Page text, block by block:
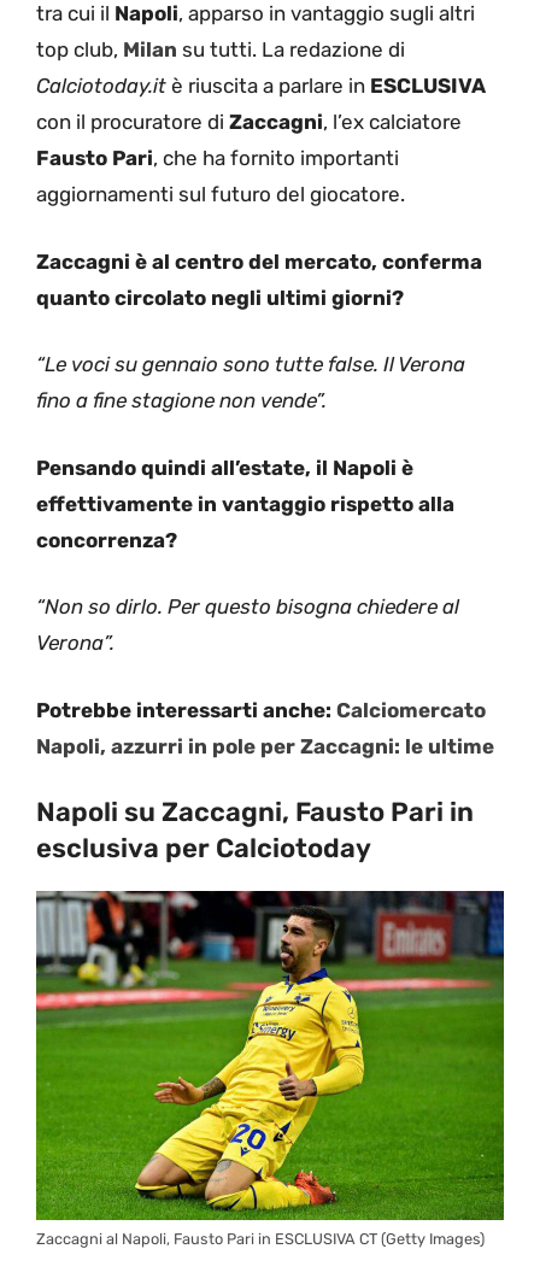
tra cui il Napoli, apparso in vantaggio sugli altri
top club, Milan su tutti. La redazione di
Calciotoday.it è riuscita a parlare in ESCLUSIVA
con il procuratore di Zaccagni, l’ex calciatore
Fausto Pari, che ha fornito importanti
aggiornamenti sul futuro del giocatore.
Zaccagni è al centro del mercato, conferma
quanto circolato negli ultimi giorni?
“Le voci su gennaio sono tutte false. Il Verona
fino a fine stagione non vende”.
Pensando quindi all’estate, il Napoli è
effettivamente in vantaggio rispetto alla
concorrenza?
“Non so dirlo. Per questo bisogna chiedere al
Verona”.
Potrebbe interessarti anche: Calciomercato
Napoli, azzurri in pole per Zaccagni: le ultime
Napoli su Zaccagni, Fausto Pari in
esclusiva per Calciotoday
Zaccagni al Napoli, Fausto Pari in ESCLUSIVA CT (Getty Images)